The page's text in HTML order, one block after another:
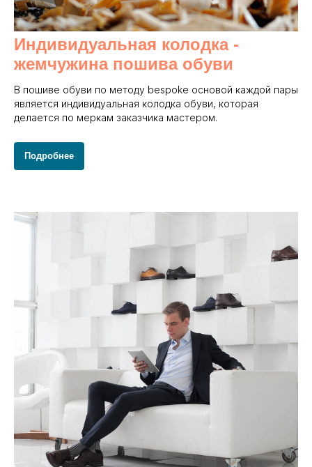
Индивидуальная колодка -
жемчужина пошива обуви
В пошиве обуви по методу bespoke основой каждой пары
является индивидуальная колодка обуви, которая
делается по меркам заказчика мастером.
Подробнее